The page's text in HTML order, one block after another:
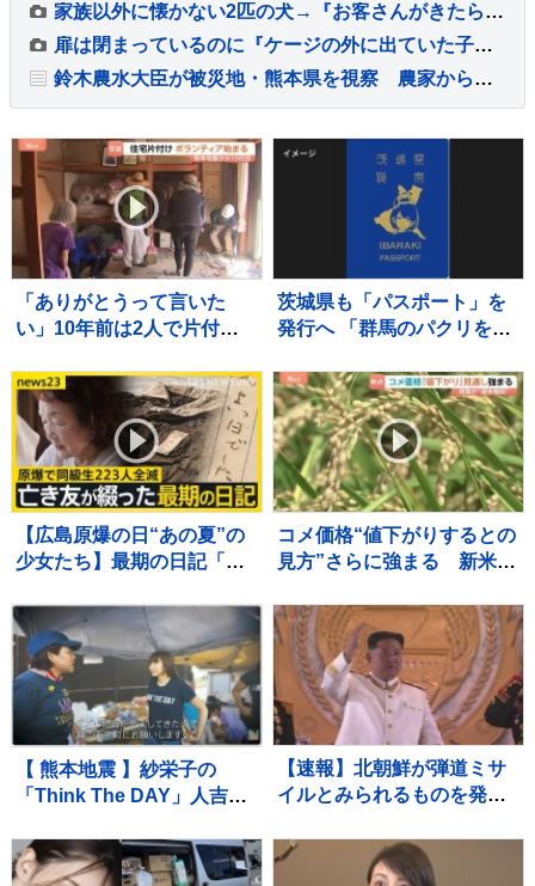
家族以外に懐かない2匹の犬→『お客さんがきたらどうなるか』検証してみたら…まさかの『心を許した瞬間』が35万再生「可愛すぎる」「賢い」
扉は閉まっているのに『ケージの外に出ていた子猫』→なぜだろうと思っていると…衝撃的な瞬間が74万再生「予想を超えてきた」「すごい」
鈴木農水大臣が被災地・熊本県を視察 農家からは秋に向け「農業用水」早期復旧の要望が相次ぐ 政府の支援進めることを強調
「ありがとうって言いた
い」10年前は2人で片付け
らしの被災者に片付けのボ
ランティア支援【熊本地震
から10日目】
茨城県も「パスポート」を
発行へ 「群馬のパクリを狙
の了解も得た」
【広島原爆の日“あの夏”の
少女たち】最期の日記「き
った亡き友へ…“同級生223
人全滅”残された少女の葛藤
【news23】
コメ価格“値下がりするとの
見方”さらに強まる 新米価
小売価格が値下がりしてい
くのかが焦点
【 熊本地震 】紗栄子の
「Think The DAY」人吉
資拠点確保にあたる 栃木
県から給水車も派遣
【速報】北朝鮮が弾道ミサ
イルとみられるものを発